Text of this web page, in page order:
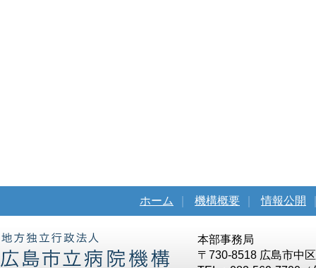
ホーム 機構概要 情報公開
本部事務局
〒730-8518 広島市中